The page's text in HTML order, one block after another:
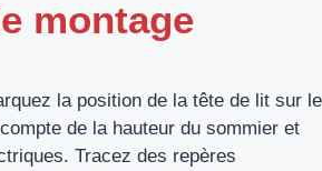
montage
la position de la tête de lit sur le
de la hauteur du sommier et
Tracez des repères